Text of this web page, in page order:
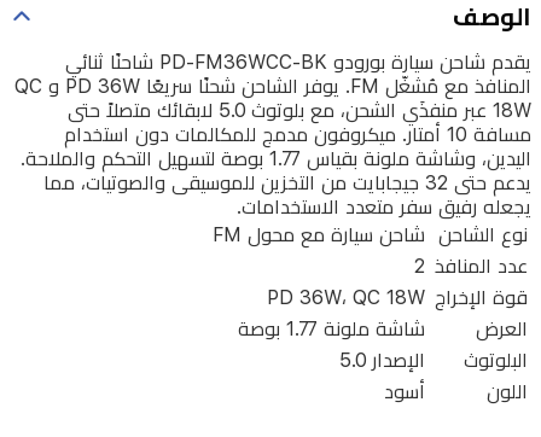
PD
36W
و
QC
18W
عبر
منفذَي
الشحن،
مع
بلوتوث
5.0
لابقائك
متصلاً
الوصف
يقدم شاحن سيارة بورودو PD-FM36WCC-BK شاحنًا ثنائي
المنافذ مع مُشغّل FM. يوفر الشاحن شحنًا سريعًا PD 36W و QC
18W عبر منفذَي الشحن، مع بلوتوث 5.0 لابقائك متصلاً حتى
مسافة 10 أمتار. ميكروفون مدمج للمكالمات دون استخدام
اليدين، وشاشة ملونة بقياس 1.77 بوصة لتسهيل التحكم والملاحة.
يدعم حتى 32 جيجابايت من التخزين للموسيقى والصوتيات، مما
يجعله رفيق سفر متعدد الاستخدامات.
نوع الشاحن
شاحن سيارة مع محول FM
عدد المنافذ 2
قوة الإخراج PD 36W، QC 18W
العرض
شاشة ملونة 1.77 بوصة
البلوتوث
الإصدار 5.0
اللون
أسود